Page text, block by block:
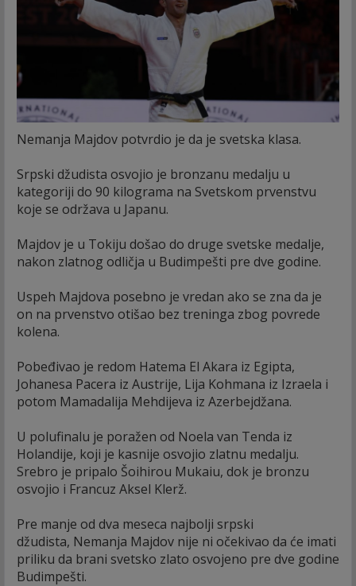
Nemanja Majdov potvrdio je da je svetska klasa.
Srpski džudista osvojio je bronzanu medalju u
kategoriji do 90 kilograma na Svetskom prvenstvu
koje se održava u Japanu.
Majdov je u Tokiju došao do druge svetske medalje,
nakon zlatnog odličja u Budimpešti pre dve godine.
Uspeh Majdova posebno je vredan ako se zna da je
on na prvenstvo otišao bez treninga zbog povrede
kolena.
Pobeđivao je redom Hatema El Akara iz Egipta,
Johanesa Pacera iz Austrije, Lija Kohmana iz Izraela i
potom Mamadalija Mehdijeva iz Azerbejdžana.
U polufinalu je poražen od Noela van Tenda iz
Holandije, koji je kasnije osvojio zlatnu medalju.
Srebro je pripalo Šoihirou Mukaiu, dok je bronzu
osvojio i Francuz Aksel Klerž.
Pre manje od dva meseca najbolji srpski
džudista, Nemanja Majdov nije ni očekivao da će imati
priliku da brani svetsko zlato osvojeno pre dve godine
Budimpešti.